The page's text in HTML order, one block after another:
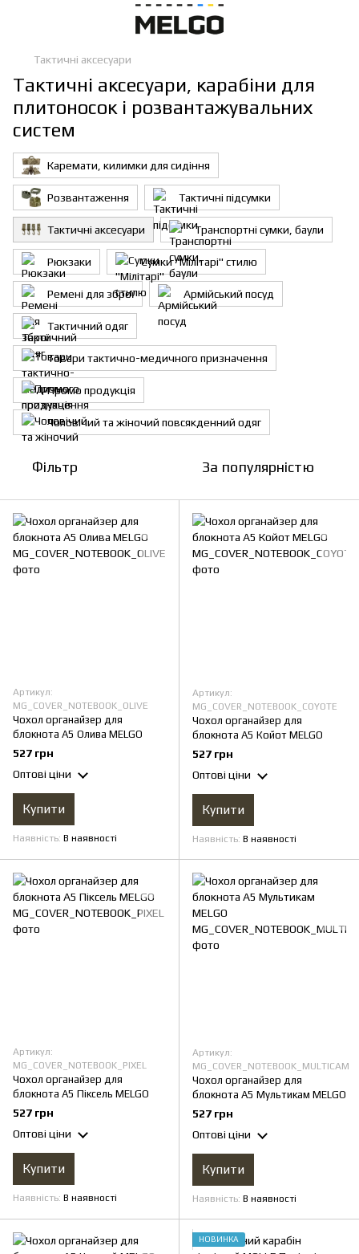
Тактичні аксесуари
Тактичні аксесуари, карабіни для
плитоносок і розвантажувальних
систем
Каремати, килимки для сидіння
Розвантаження Тактичні підсумки
Тактичні аксесуари Транспортні сумки, баули
Рюкзаки Сумки "Мілітарі" стилю
Ремені для зброї Армійський посуд
Тактичний одяг
Товари тактично-медичного призначення
Промо продукція
Чоловічий та жіночий повсякденний одяг
Фільтр За популярністю
Артикул:
MG_COVER_NOTEBOOK_OLIVE
Чохол органайзер для
блокнота А5 Олива MELGО
527 грн
Оптові ціни
Купити
Наявність В наявності
Артикул:
MG_COVER_NOTEBOOK_COYOTE
Чохол органайзер для
блокнота А5 Койот MELGО
527 грн
Оптові ціни
Купити
Наявність В наявності
Артикул:
MG_COVER_NOTEBOOK_PIXEL
Чохол органайзер для
блокнота А5 Піксель MELGО
527 грн
Оптові ціни
Купити
Наявність В наявності
Артикул:
MG_COVER_NOTEBOOK_MULTICAM
Чохол органайзер для
блокнота А5 Мультикам MELGО
527 грн
Оптові ціни
Купити
Наявність В наявності
НОВИНКА